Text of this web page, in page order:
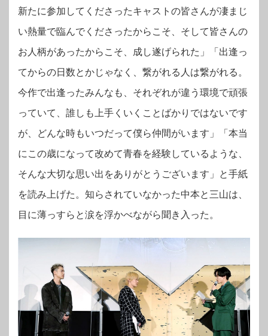
新たに参加してくださったキャストの皆さんが凄まじ
い熱量で臨んでくださったからこそ、そして皆さんの
お人柄があったからこそ、成し遂げられた」「出逢っ
てからの日数とかじゃなく、繋がれる人は繋がれる。
今作で出逢ったみんなも、それぞれが違う環境で頑張
っていて、誰しも上手くいくことばかりではないです
が、どんな時もいつだって僕ら仲間がいます」「本当
にこの歳になって改めて青春を経験しているような、
そんな大切な思い出をありがとうございます」と手紙
を読み上げた。 知らされていなかった中本と三山は、
目に薄っすらと涙を浮かべながら聞き入った。